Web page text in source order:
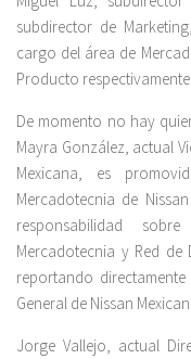
subdirector de
cargo del área de
Producto respectivamente.
De momento no hay
Mayra González, actual
Mexicana, es
Mercadotecnia de
responsabilidad
Mercadotecnia y Red
reportando
General de Nissan
Jorge Vallejo, actual